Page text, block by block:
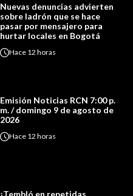
Nuevas denuncias advierten
sobre ladrón que se hace
pasar por mensajero para
hurtar locales en Bogotá
Hace 12 horas
Emisión Noticias RCN 7:00 p.
m. / domingo 9 de agosto de
2026
Hace 12 horas
¡Tembló en repetidas